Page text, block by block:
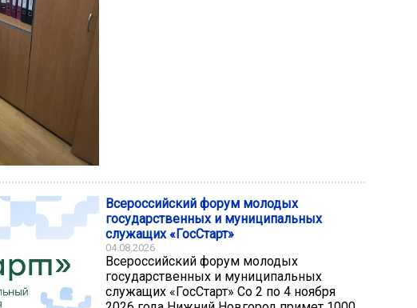
Всероссийский форум молодых
государственных и муниципальных
служащих «ГосСтарт»
04.08.2026
Всероссийский форум молодых
государственных и муниципальных
служащих «ГосСтарт» Со 2 по 4 ноября